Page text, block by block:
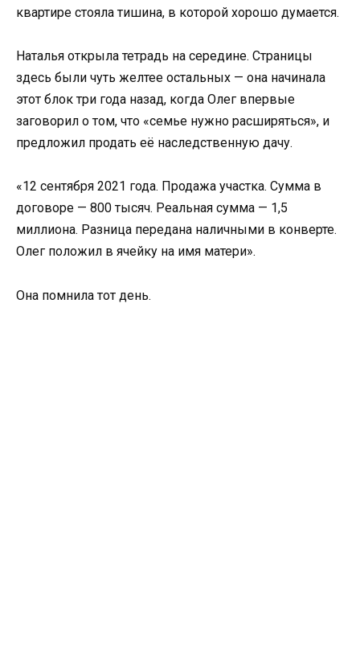
квартире стояла тишина, в которой хорошо думается.
Наталья открыла тетрадь на середине. Страницы
здесь были чуть желтее остальных — она начинала
этот блок три года назад, когда Олег впервые
заговорил о том, что «семье нужно расширяться», и
предложил продать её наследственную дачу.
«12 сентября 2021 года. Продажа участка. Сумма в
договоре — 800 тысяч. Реальная сумма — 1,5
миллиона. Разница передана наличными в конверте.
Олег положил в ячейку на имя матери».
Она помнила тот день.